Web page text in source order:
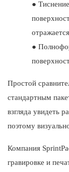
●
●
Простой
стандартным
взгляда увидеть
поэтому
Компания
гравировке и